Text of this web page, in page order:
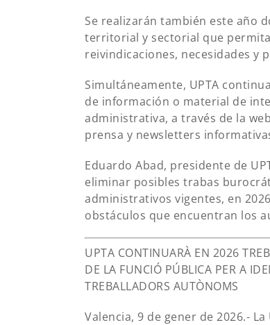
Se realizarán también este año
territorial y sectorial que
reivindicaciones, necesidades y
Simultáneamente, UPTA
de información o material de
administrativa, a través de la web
prensa y newsletters
Eduardo Abad, presidente de
eliminar posibles trabas
administrativos vigentes, en
obstáculos que encuentran los
UPTA CONTINUARÀ EN 2026
DE LA FUNCIÓ PÚBLICA PER A
TREBALLADORS AUTÒNOMS
Valencia, 9 de gener de 2026.-